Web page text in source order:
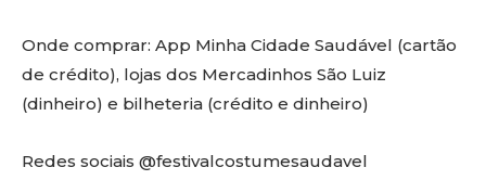
Onde comprar: App Minha Cidade Saudável (cartão
de crédito), lojas dos Mercadinhos São Luiz
(dinheiro) e bilheteria (crédito e dinheiro)
Redes sociais @festivalcostumesaudavel